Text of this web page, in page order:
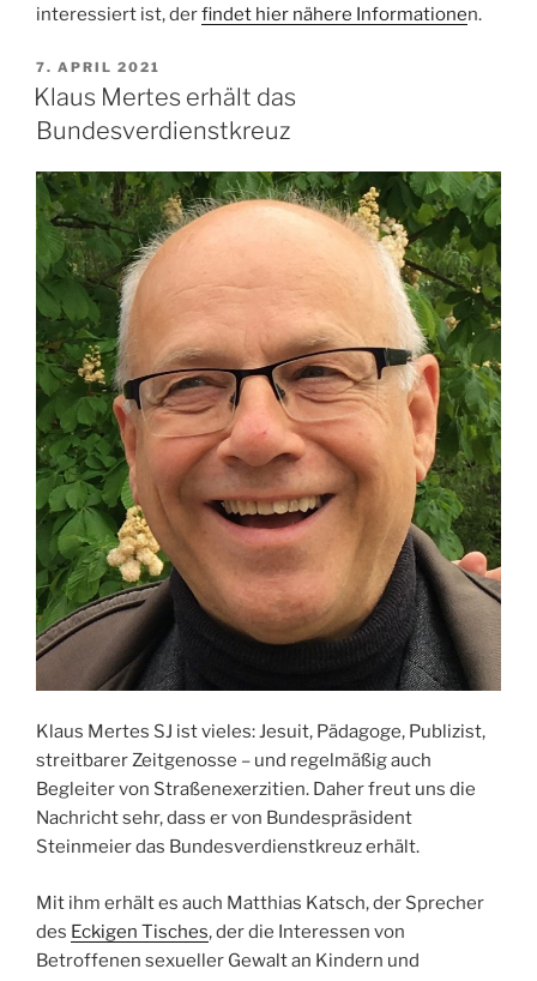
interessiert ist, derfindet hier nähere Informationen.
VERÖFFENTLICHT
AM
7. APRIL 2021
Klaus Mertes erhält das
Bundesverdienstkreuz
Klaus Mertes SJ ist vieles: Jesuit, Pädagoge, Publizist,
streitbarer Zeitgenosse – und regelmäßig auch
Begleiter von Straßenexerzitien. Daher freut uns die
Nachricht sehr, dass er von Bundespräsident
Steinmeier das Bundesverdienstkreuz erhält.
Mit ihm erhält es auch Matthias Katsch, der Sprecher
des Eckigen Tisches, der die Interessen von
Betroffenen sexueller Gewalt an Kindern und